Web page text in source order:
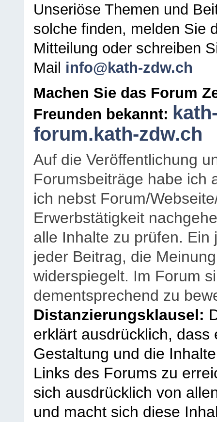
Unseriöse Themen und
solche finden, melden Sie
Mitteilung oder schreiben
Mail info@kath-zdw.ch
Machen Sie das Forum
Freunden bekannt:
forum.kath-zdw.ch
Auf die Veröffentlichung
Forumsbeiträge habe ich
ich nebst Forum/
Erwerbstätigkeit
alle Inhalte zu prüfen.
jeder Beitrag, die
widerspiegelt. Im Forum
dementsprechend zu
Distanzierungsklausel:
erklärt ausdrücklich,
Gestaltung und die
Links des Forums zu
sich ausdrücklich von
und macht sich diese